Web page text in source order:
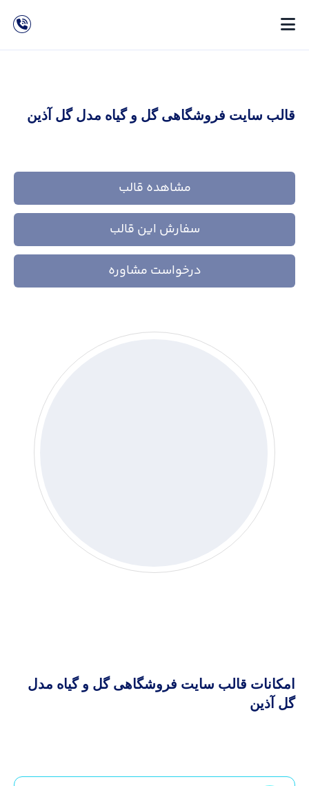
قالب سايت فروشگاهی گل و گیاه مدل گل آذین
مشاهده قالب
سفارش این قالب
درخواست مشاوره
امکانات قالب سايت فروشگاهی گل و گیاه مدل
گل آذین